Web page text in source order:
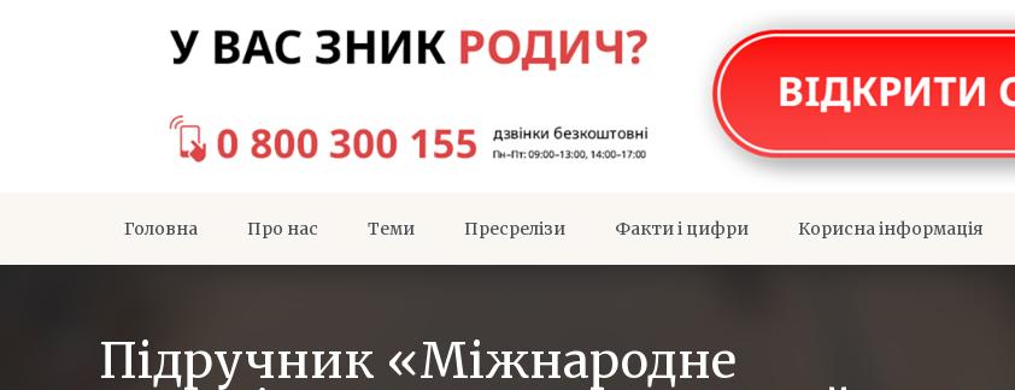
Головна Про нас Теми Пресрелізи Факти і цифри Корисна інформація
Підручник «Міжнародне